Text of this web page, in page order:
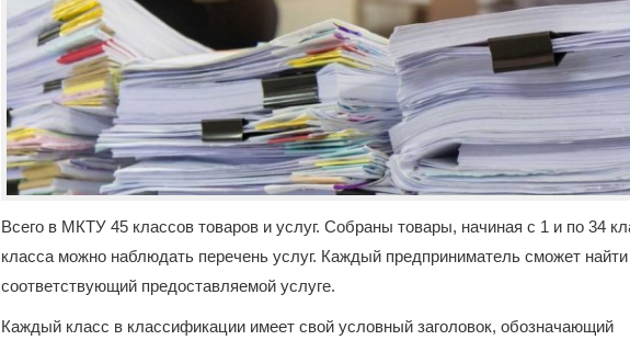
Всего в МКТУ 45 классов товаров и услуг. Собраны товары, начиная с 1 и по 34
класса можно наблюдать перечень услуг. Каждый предприниматель сможет найти
соответствующий предоставляемой услуге.
Каждый класс в классификации имеет свой условный заголовок, обозначающий